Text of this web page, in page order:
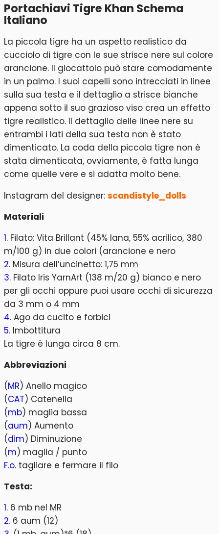
Portachiavi Tigre Khan Schema
Italiano
La piccola tigre ha un aspetto realistico da
cucciolo di tigre con le sue strisce nere sul colore
arancione. Il giocattolo può stare comodamente
in un palmo. I suoi capelli sono intrecciati in linee
sulla sua testa e il dettaglio a strisce bianche
appena sotto il suo grazioso viso crea un effetto
tigre realistico. Il dettaglio delle linee nere su
entrambi i lati della sua testa non è stato
dimenticato. La coda della piccola tigre non è
stata dimenticata, ovviamente, è fatta lunga
come quelle vere e si adatta molto bene.
Instagram del designer: scandistyle_dolls
Materiali
1. Filato: Vita Brillant (45% lana, 55% acrilico, 380
m/100 g) in due colori (arancione e nero
2. Misura dell’uncinetto: 1,75 mm
3. Filato Iris YarnArt (138 m/20 g) bianco e nero
per gli occhi oppure puoi usare occhi di sicurezza
da 3 mm o 4 mm
4. Ago da cucito e forbici
5. Imbottitura
La tigre è lunga circa 8 cm.
Abbreviazioni
(MR) Anello magico
(CAT) Catenella
(mb) maglia bassa
(aum) Aumento
(dim) Diminuzione
(m) maglia / punto
F.o. tagliare e fermare il filo
Testa:
1. 6 mb nel MR
2. 6 aum (12)